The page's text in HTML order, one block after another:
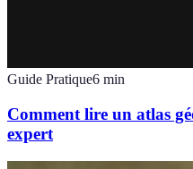
Guide Pratique6 min
Comment lire un atlas
expert